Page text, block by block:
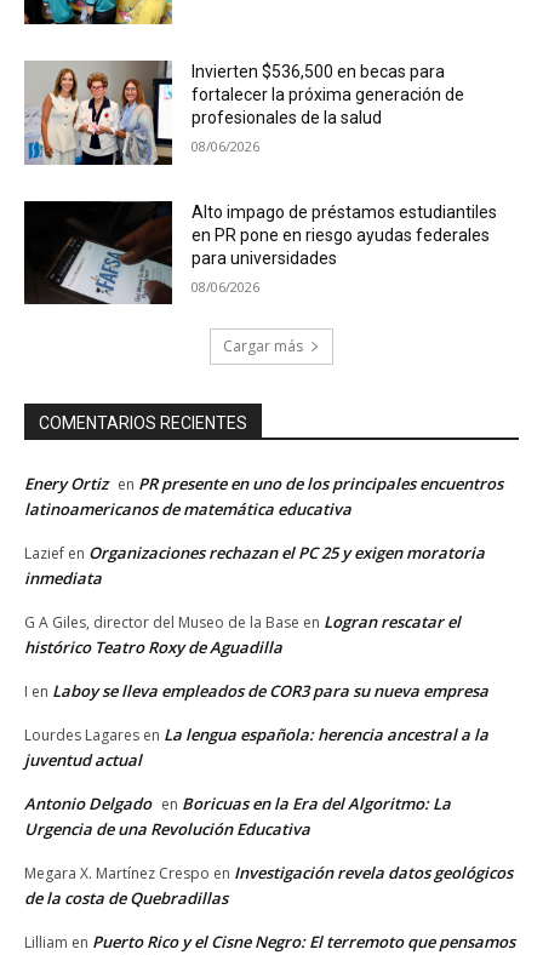
Invierten $536,500 en becas para
fortalecer la próxima generación de
profesionales de la salud
08/06/2026
Alto impago de préstamos estudiantiles
en PR pone en riesgo ayudas federales
para universidades
08/06/2026
Cargar más
COMENTARIOS RECIENTES
Enery Ortiz en PR presente en uno de los principales encuentros
latinoamericanos de matemática educativa
Lazief en Organizaciones rechazan el PC 25 y exigen moratoria
inmediata
G A Giles, director del Museo de la Base en Logran rescatar el
histórico Teatro Roxy de Aguadilla
I en Laboy se lleva empleados de COR3 para su nueva empresa
Lourdes Lagares en La lengua española: herencia ancestral a la
juventud actual
Antonio Delgado en Boricuas en la Era del Algoritmo: La
Urgencia de una Revolución Educativa
Megara X. Martínez Crespo en Investigación revela datos geológicos
de la costa de Quebradillas
Lilliam en Puerto Rico y el Cisne Negro: El terremoto que pensamos